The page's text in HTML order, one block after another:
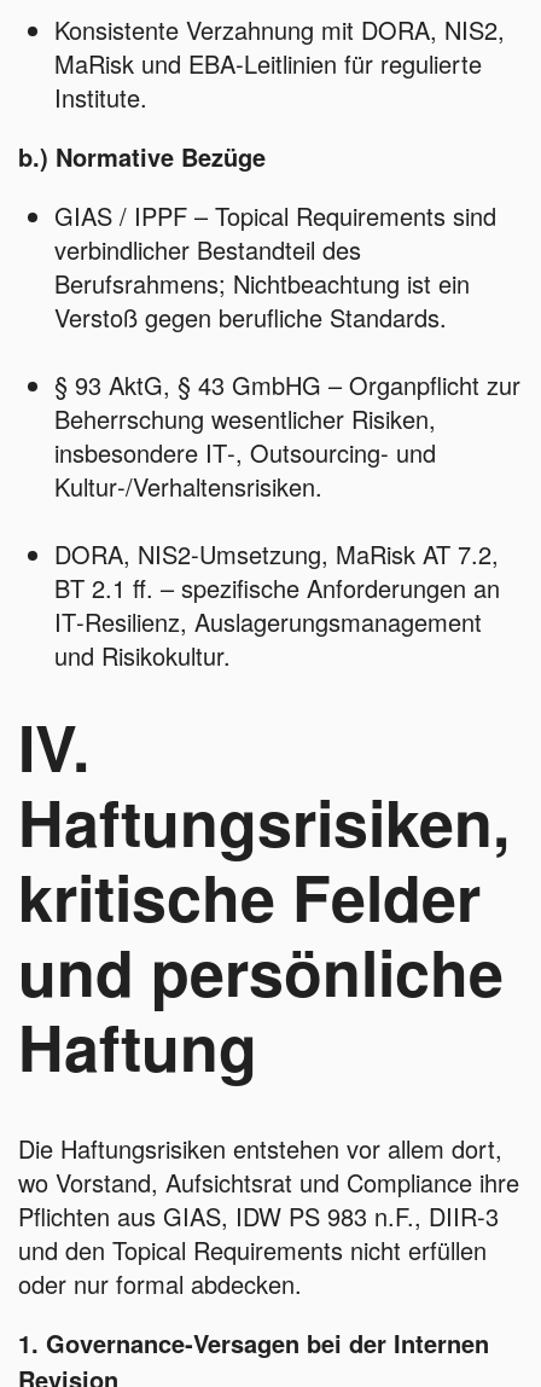
Konsistente Verzahnung mit DORA, NIS2,
MaRisk und EBA‑Leitlinien für regulierte
Institute.
b.) Normative Bezüge
GIAS / IPPF – Topical Requirements sind
verbindlicher Bestandteil des
Berufsrahmens; Nichtbeachtung ist ein
Verstoß gegen berufliche Standards.
§ 93 AktG, § 43 GmbHG – Organpflicht zur
Beherrschung wesentlicher Risiken,
insbesondere IT‑, Outsourcing‑ und
Kultur‑/Verhaltensrisiken.
DORA, NIS2‑Umsetzung, MaRisk AT 7.2,
BT 2.1 ff. – spezifische Anforderungen an
IT‑Resilienz, Auslagerungsmanagement
und Risikokultur.
IV.
Haftungsrisiken,
kritische Felder
und persönliche
Haftung
Die Haftungsrisiken entstehen vor allem dort,
wo Vorstand, Aufsichtsrat und Compliance ihre
Pflichten aus GIAS, IDW PS 983 n.F., DIIR‑3
und den Topical Requirements nicht erfüllen
oder nur formal abdecken.
1. Governance‑Versagen bei der Internen
Revision